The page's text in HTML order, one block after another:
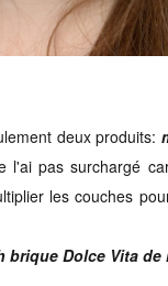
deux produits:
l'ai pas surchargé
les couches
brique Dolce Vita de